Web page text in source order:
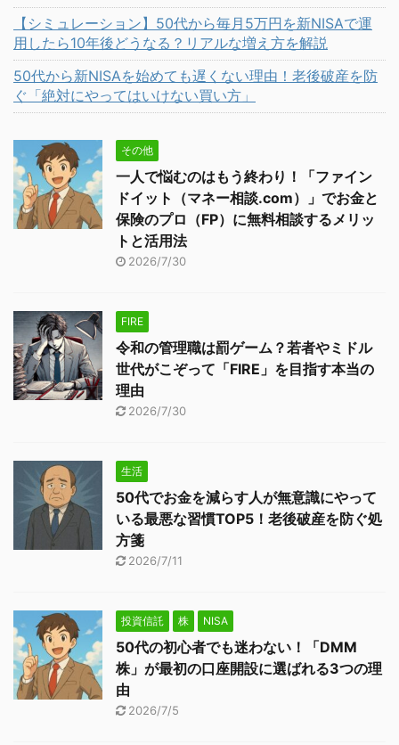
【シミュレーション】50代から毎月5万円を新NISAで運
用したら10年後どうなる？リアルな増え方を解説
50代から新NISAを始めても遅くない理由！老後破産を防
ぐ「絶対にやってはいけない買い方」
その他
一人で悩むのはもう終わり！「ファイン
ドイット（マネー相談.com）」でお金と
保険のプロ（FP）に無料相談するメリッ
トと活用法
2026/7/30
FIRE
令和の管理職は罰ゲーム？若者やミドル
世代がこぞって「FIRE」を目指す本当の
理由
2026/7/30
生活
50代でお金を減らす人が無意識にやって
いる最悪な習慣TOP5！老後破産を防ぐ処
方箋
2026/7/11
投資信託 株 NISA
50代の初心者でも迷わない！「DMM
株」が最初の口座開設に選ばれる3つの理
由
2026/7/5